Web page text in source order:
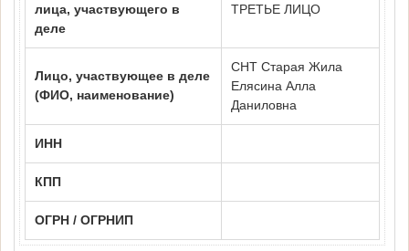
лица, участвующего в
деле
ТРЕТЬЕ ЛИЦО
Лицо, участвующее в деле
(ФИО, наименование)
СНТ Старая Жила
Елясина Алла
Даниловна
ИНН
КПП
ОГРН / ОГРНИП